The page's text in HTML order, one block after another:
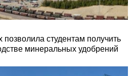
позволила студентам получить
минеральных удобрений